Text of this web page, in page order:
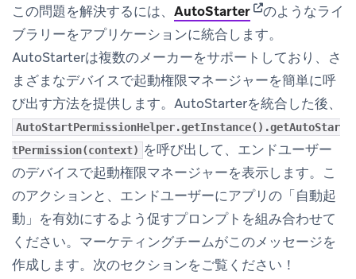
この問題を解決するには、 AutoStarter(opens in new
のようなライ
ブラリーをアプリケーションに統合します。
AutoStarterは複数のメーカーをサポートしており、さ
まざまなデバイスで起動権限マネージャーを簡単に呼
び出す方法を提供します。AutoStarterを統合した後、
AutoStartPermissionHelper.getInstance().getAutoStar
tPermission(context) を呼び出して、エンドユーザー
のデバイスで起動権限マネージャーを表示します。こ
のアクションと、エンドユーザーにアプリの「自動起
動」を有効にするよう促すプロンプトを組み合わせて
ください。マーケティングチームがこのメッセージを
作成します。次のセクションをご覧ください！